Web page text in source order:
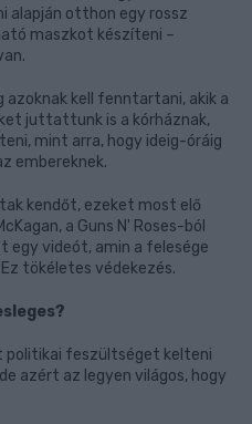
alapján otthon egy rossz
maszkot készíteni –
azoknak kell fenntartani, akik a
juttattunk is a kórháznak,
mint arra, hogy ideig-óráig
embereknek.
kendőt, ezeket most elő
a Guns N' Roses-ból
egy videót, amin a felesége
tökéletes védekezés.
politikai feszültséget kelteni
azért az legyen világos, hogy